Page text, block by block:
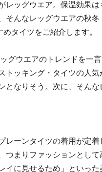
レッグウエア。保温効果
そんなレッグウエアの秋
タイツをご紹介します。
グウエアのトレンドを一
トッキング・タイツの人
となりそう。次に、そん
レーンタイツの着用が定
つまりファッションとし
イに見せるため」といっ